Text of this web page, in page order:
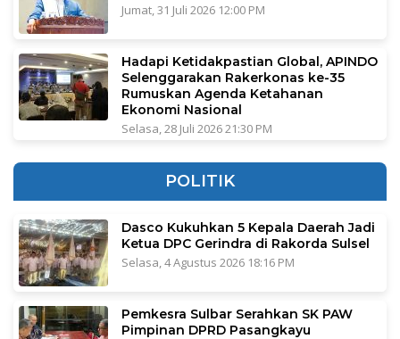
Jumat, 31 Juli 2026 12:00 PM
Hadapi Ketidakpastian Global, APINDO
Selenggarakan Rakerkonas ke-35
Rumuskan Agenda Ketahanan
Ekonomi Nasional
Selasa, 28 Juli 2026 21:30 PM
POLITIK
Dasco Kukuhkan 5 Kepala Daerah Jadi
Ketua DPC Gerindra di Rakorda Sulsel
Selasa, 4 Agustus 2026 18:16 PM
Pemkesra Sulbar Serahkan SK PAW
Pimpinan DPRD Pasangkayu